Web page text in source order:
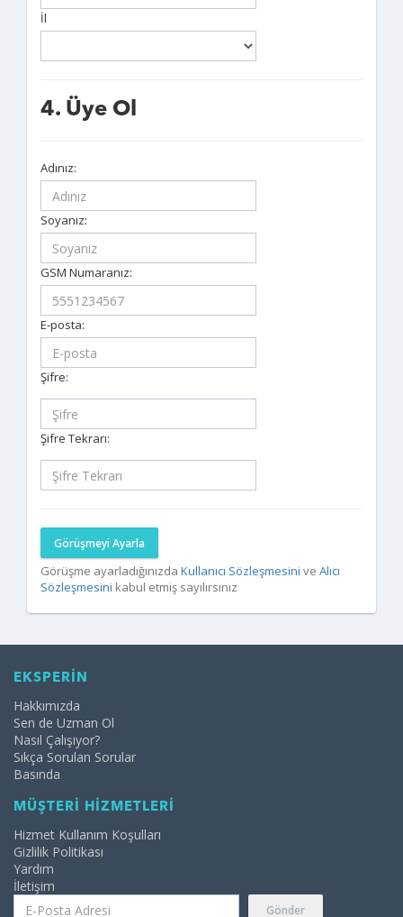
İl
4. Üye Ol
Adınız:
Soyanız:
GSM Numaranız:
E-posta:
Şifre:
Şifre Tekrarı:
Görüşmeyi Ayarla
Görüşme ayarladığınızda Kullanıcı Sözleşmesini ve Alıcı
Sözleşmesini kabul etmiş sayılırsınız
EKSPERİN
Hakkımızda
Sen de Uzman Ol
Nasıl Çalışıyor?
Sıkça Sorulan Sorular
Basında
MÜŞTERİ HİZMETLERİ
Hizmet Kullanım Koşulları
Gizlilik Politikası
Yardım
İletişim
Gönder